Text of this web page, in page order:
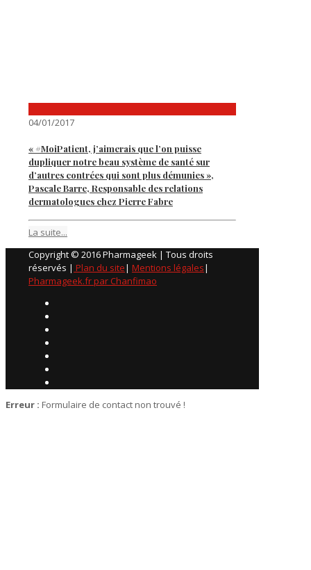
04/01/2017
« #MoiPatient, j’aimerais que l’on puisse
dupliquer notre beau système de santé sur
d’autres contrées qui sont plus démunies »,
Pascale Barre, Responsable des relations
dermatologues chez Pierre Fabre
La suite...
Copyright © 2016 Pharmageek | Tous droits
réservés | Plan du site| Mentions légales|
Pharmageek.fr par Chanfimao
Erreur : Formulaire de contact non trouvé !